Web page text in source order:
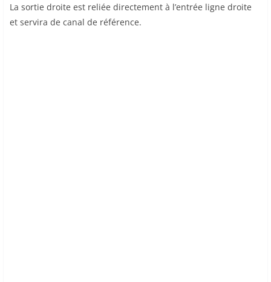
La sortie droite est reliée directement à l’entrée ligne droite
et servira de canal de référence.